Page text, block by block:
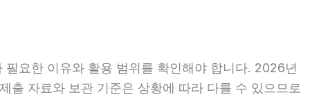
요한 이유와 활용 범위를 확인해야 합니다. 2026년
출 자료와 보관 기준은 상황에 따라 다를 수 있으므로